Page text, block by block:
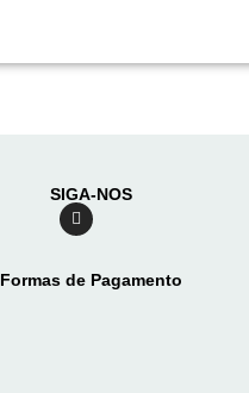
SIGA-NOS
Formas de Pagamento